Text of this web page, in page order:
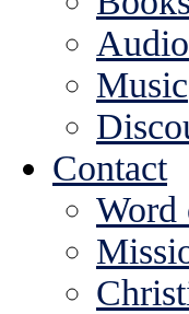
Audio
Music
Contact
Word